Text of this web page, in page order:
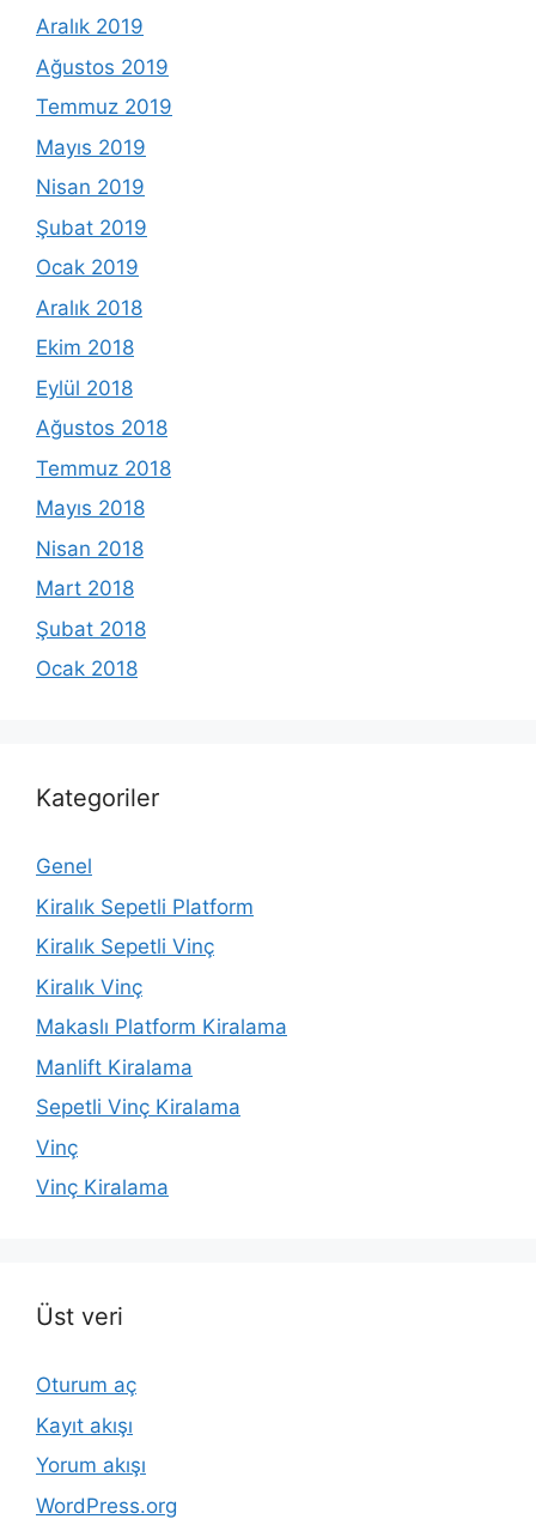
Aralık 2019
Ağustos 2019
Temmuz 2019
Mayıs 2019
Nisan 2019
Şubat 2019
Ocak 2019
Aralık 2018
Ekim 2018
Eylül 2018
Ağustos 2018
Temmuz 2018
Mayıs 2018
Nisan 2018
Mart 2018
Şubat 2018
Ocak 2018
Kategoriler
Genel
Kiralık Sepetli Platform
Kiralık Sepetli Vinç
Kiralık Vinç
Makaslı Platform Kiralama
Manlift Kiralama
Sepetli Vinç Kiralama
Vinç
Vinç Kiralama
Üst veri
Oturum aç
Kayıt akışı
Yorum akışı
WordPress.org